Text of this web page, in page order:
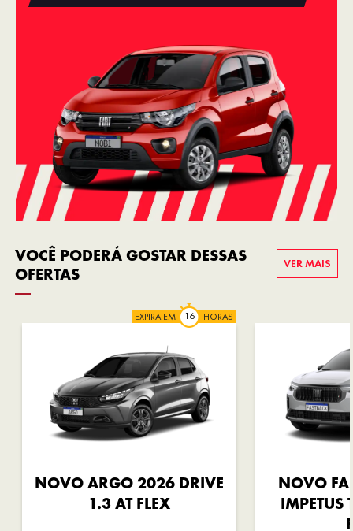
VOCÊ PODERÁ GOSTAR DESSAS
OFERTAS
VER MAIS
EXPIRA EM HORAS
NOVO ARGO 2026 DRIVE
1.3 AT FLEX
NOVO
IMPETUS